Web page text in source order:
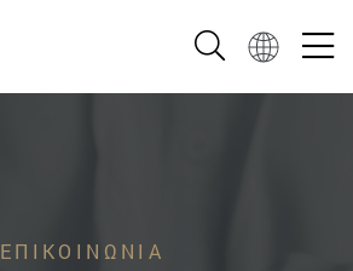
ΕΠΙΚΟΙΝΩΝΙΑ